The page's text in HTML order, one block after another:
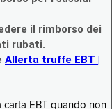
il rimborso dei
rubati.
Allerta truffe EBT |
carta EBT quando non